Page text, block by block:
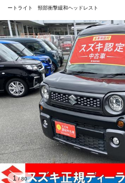
ートライト 頸部衝撃緩和ヘッドレスト
1/80